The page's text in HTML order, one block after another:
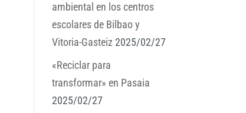
ambiental en los centros
escolares de Bilbao y
Vitoria-Gasteiz 2025/02/27
«Reciclar para
transformar» en Pasaia
2025/02/27